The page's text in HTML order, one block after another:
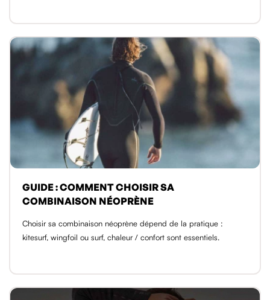
GUIDE : COMMENT CHOISIR SA
COMBINAISON NÉOPRÈNE
Choisir sa combinaison néoprène dépend de la pratique :
kitesurf, wingfoil ou surf, chaleur / confort sont essentiels.